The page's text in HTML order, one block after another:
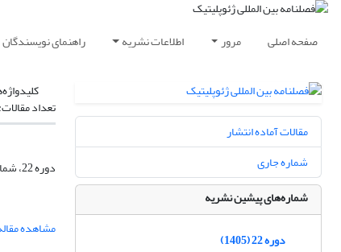
صفحه اصلی مرور اطلاعات نشریه راهنمای نویسندگان
تعداد مقالات:
دوره 22، شماره 2، تابستان 1405، صفحه
مشاهده
مقالات آماده انتشار
شماره جاری
شماره‌های پیشین نشریه
دوره 22 (1405)